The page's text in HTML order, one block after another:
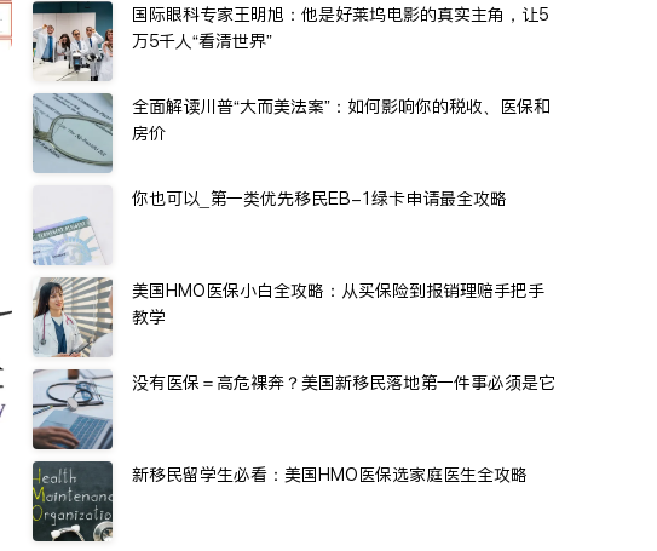
国际眼科专家王明旭：他是好莱坞电影的真实主角，让5
万5千人“看清世界”
全面解读川普“大而美法案”：如何影响你的税收、医保和
房价
你也可以_第一类优先移民EB-1绿卡申请最全攻略
美国HMO医保小白全攻略：从买保险到报销理赔手把手
教学
没有医保＝高危裸奔？美国新移民落地第一件事必须是它
新移民留学生必看：美国HMO医保选家庭医生全攻略